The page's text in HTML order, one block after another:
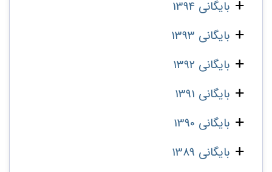
بایگانی 1394
بایگانی 1393
بایگانی 1392
بایگانی 1391
بایگانی 1390
بایگانی 1389